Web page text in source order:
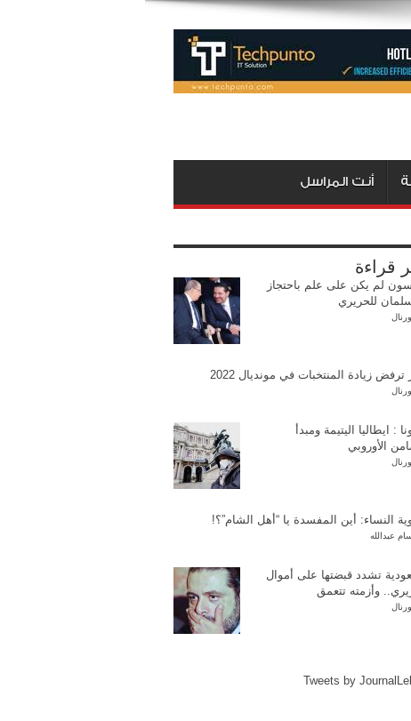
أنت المراسل
قراءة
لم يكن على علم باحتجاز
للحريري
زيادة المنتخبات في مونديال 2022
: ايطاليا اليتيمة ومبدأ
الأوروبي
النساء: أين المفسدة يا “أهل الشام”؟!
عبدالله
تشدد قبضتها على أموال
وأزمته تتعمق
Tweets by